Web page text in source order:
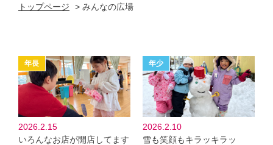
トップページ > みんなの広場
2026.2.15
いろんなお店が開店してます
2026.2.10
雪も笑顔もキラッキラッ